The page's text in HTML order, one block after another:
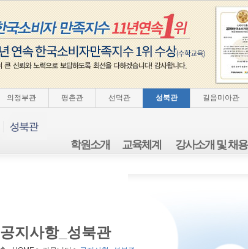
의정부관 평촌관 선덕관 성북관 길음미아관
학원소개 교육체계 강사소개 및 채용
공지사항_성북관